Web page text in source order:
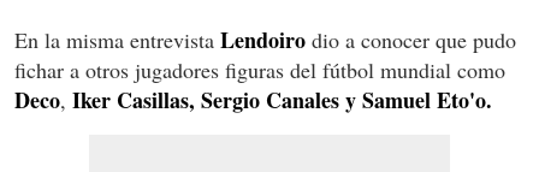
En la misma entrevista Lendoiro dio a conocer que pudo
fichar a otros jugadores figuras del fútbol mundial como
Deco, Iker Casillas, Sergio Canales y Samuel Eto'o.